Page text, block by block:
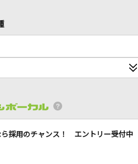
ら採用のチャンス！ エントリー受付中